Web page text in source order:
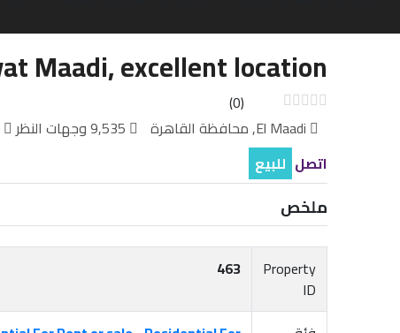
Maadi, excellent location
(0)
اتصل للبيع
ملخص
Property
ID
463